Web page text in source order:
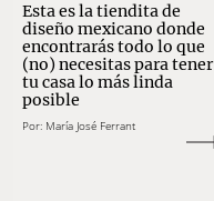
Esta es la tiendita de
diseño mexicano donde
encontrarás todo lo que
(no) necesitas para tener
tu casa lo más linda
posible
Por: María José Ferrant